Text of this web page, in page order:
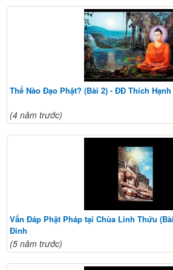
Thế Nào Đạo Phật? (Bài 2) - ĐĐ Thích
(4 năm trước)
Vấn Đáp Phật Pháp tại Chùa Linh Thứu
Đinh
(5 năm trước)